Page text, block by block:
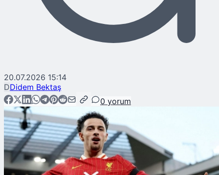
20.07.2026 15:14
DDidem Bektaş
0 yorum